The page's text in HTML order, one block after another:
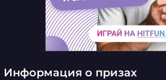
Информация о призах